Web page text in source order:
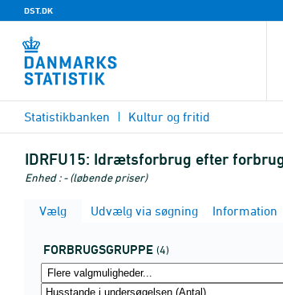
DST.DK
Statistikbanken Kultur og fritid
IDRFU15: Idrætsforbrug efter
Enhed : - (løbende priser)
Vælg Udvælg via søgning Information
FORBRUGSGRUPPE (4)